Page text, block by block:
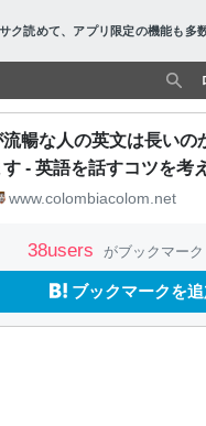
ク読めて、 アプリ限定の機能も多
暢な人の英文は長いの
- 英語を話すコツを考
www.colombiacolom.net
38users がブックマーク
ブックマークを追